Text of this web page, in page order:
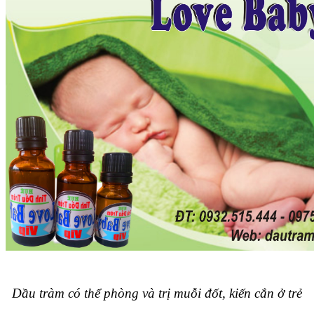
Dầu tràm có thể phòng và trị muỗi đốt, kiến cắn ở trẻ